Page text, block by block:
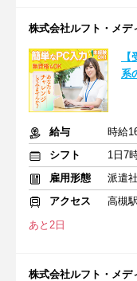
株式会社ルフト・メデ
系
給与
時給
シフト
1日7
雇用形態
派遣
アクセス
高槻駅
あと2日
株式会社ルフト・メデ